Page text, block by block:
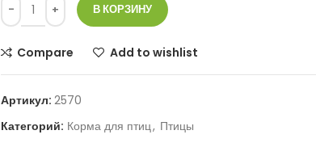
В КОРЗИНУ
Compare Add to wishlist
Артикул: 2570
Категорий: Корма для птиц, Птицы